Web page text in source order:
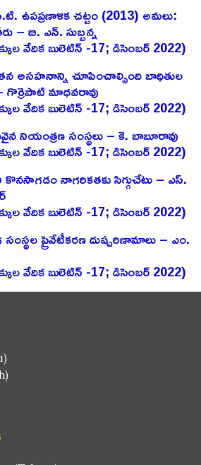
ఉపప్రణాళిక చట్టం (2013) అమలు:
– బి. ఎన్‌. సుబ్బన్న
వేదిక బులెటిన్ -17; డిసెంబర్ 2022)
తన అసహనాన్ని చూపించాల్సింది బాధితుల
గొర్రెపాటి మాధవరావు
వేదిక బులెటిన్ -17; డిసెంబర్ 2022)
నియంత్రణ సంస్థలు – కె. బాబూరావు
వేదిక బులెటిన్ -17; డిసెంబర్ 2022)
నాగరికతకు సిగ్గుచేటు – ఎస్‌.
వేదిక బులెటిన్ -17; డిసెంబర్ 2022)
సంస్థల ప్రైవేటీకరణ దుష్పరిణామాలు – ఎం.
వేదిక బులెటిన్ -17; డిసెంబర్ 2022)